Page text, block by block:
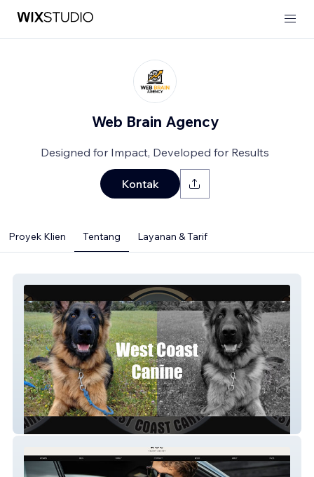
Web Brain Agency
Designed for Impact, Developed for Results
Kontak
Proyek Klien Tentang Layanan & Tarif
West Coast Canine